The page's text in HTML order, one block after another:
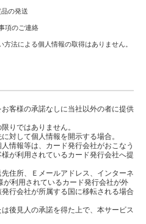
の発送
項のご連絡
法による個人情報の取得はありません。
客様の承諾なしに当社以外の者に提供
りではありません。
対して個人情報を開示する場合。
情報等は、カード発行会社がおこなう
が利用されているカード発行会社へ提
住所、Ｅメールアドレス、インターネ
利用されているカード発行会社が外
行会社が所属する国に移転される場合
後見人の承諾を得た上で、本サービス